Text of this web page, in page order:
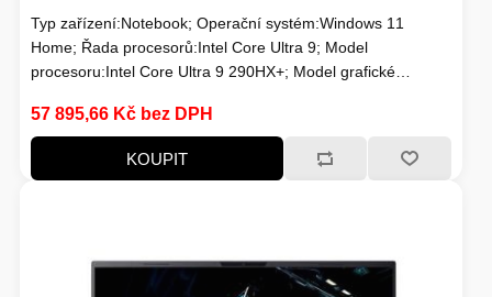
Typ zařízení:Notebook; Operační systém:Windows 11
Home; Řada procesorů:Intel Core Ultra 9; Model
procesoru:Intel Core Ultra 9 290HX+; Model grafické
Typ panelu:IPS; Úhlopříčka displeje ("):16; Rozlišení
displeje:2560x1600; Formát obrazovky:16:10; Povrchová
úprava displeje:Lesklý; Typ disku:SSD
57 895,66 Kč bez DPH
KOUPIT